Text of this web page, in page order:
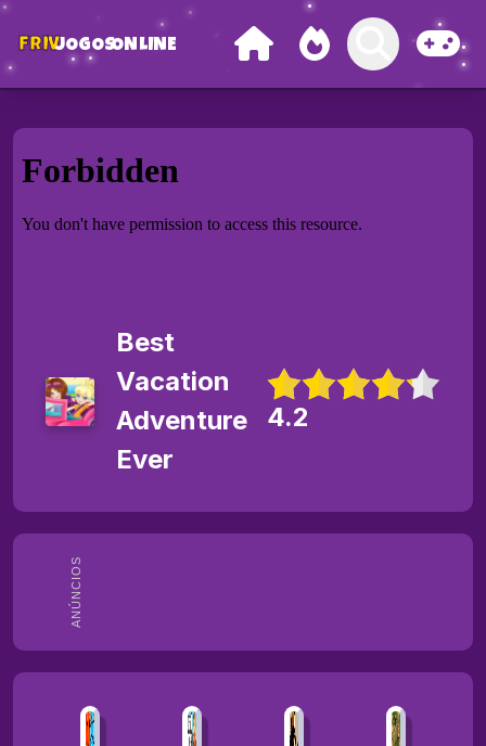
FRIVJOGOSONLINE
ANÚNCIOS
Best
Vacation
Adventure
Ever
4.2